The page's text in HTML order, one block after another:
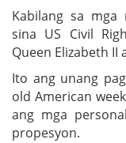
Kabilang sa mga
sina US Civil
Queen Elizabeth II
Ito ang unang
old American
ang mga
propesyon.